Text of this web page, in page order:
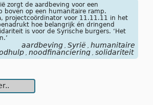
zorgt de aardbeving voor een
boven op een humanitaire ramp.
projectcoördinator voor 11.11.11 in het
hoe belangrijk én dringend
is voor de Syrische burgers. ‘Het
aardbeving Syrië
humanitaire
noodfinanciering solidariteit